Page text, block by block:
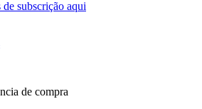
subscrição aqui
de compra